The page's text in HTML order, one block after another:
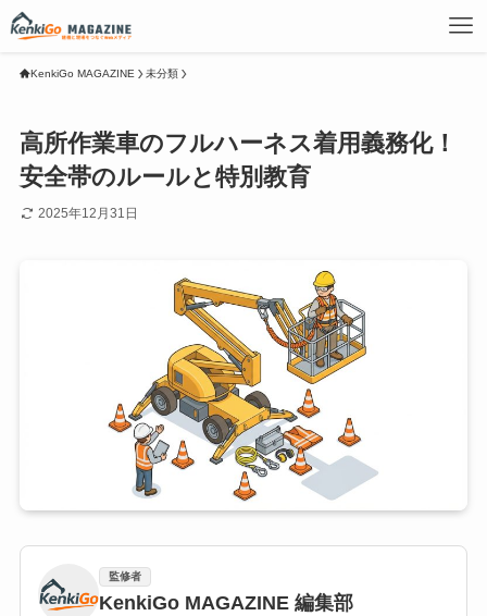
KenkiGo MAGAZINE 未分類
高所作業車のフルハーネス着用義務化！
安全帯のルールと特別教育
2025年12月31日
監修者
KenkiGo MAGAZINE 編集部